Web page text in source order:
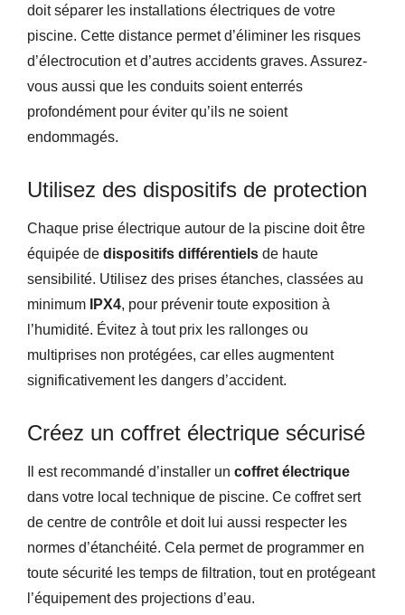
doit séparer les installations électriques de votre
piscine. Cette distance permet d’éliminer les risques
d’électrocution et d’autres accidents graves. Assurez-
vous aussi que les conduits soient enterrés
profondément pour éviter qu’ils ne soient
endommagés.
Utilisez des dispositifs de protection
Chaque prise électrique autour de la piscine doit être
équipée de dispositifs différentiels de haute
sensibilité. Utilisez des prises étanches, classées au
minimum
IPX4, pour prévenir toute exposition à
l’humidité. Évitez à tout prix les rallonges ou
multiprises non protégées, car elles augmentent
significativement les dangers d’accident.
Créez un coffret électrique sécurisé
Il est recommandé d’installer un coffret électrique
dans votre local technique de piscine. Ce coffret sert
de centre de contrôle et doit lui aussi respecter les
normes d’étanchéité. Cela permet de programmer en
toute sécurité les temps de filtration, tout en protégeant
l’équipement des projections d’eau.